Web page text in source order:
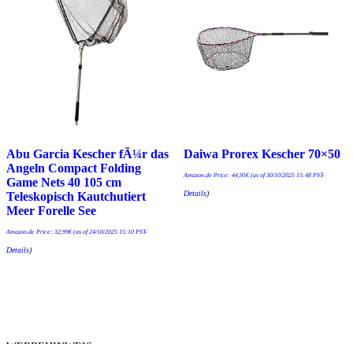
Abu Garcia Kescher fÃ¼r das
Angeln Compact Folding
Game Nets 40 105 cm
Teleskopisch Kautchutiert
Meer Forelle See
Amazon.de Price: 32,99€(as of 24/10/2025 15:10 PST-
Details)
Daiwa Prorex Kescher 70×50
Amazon.de Price: 44,95€(as of 30/10/2025 15:48 PST-
Details)